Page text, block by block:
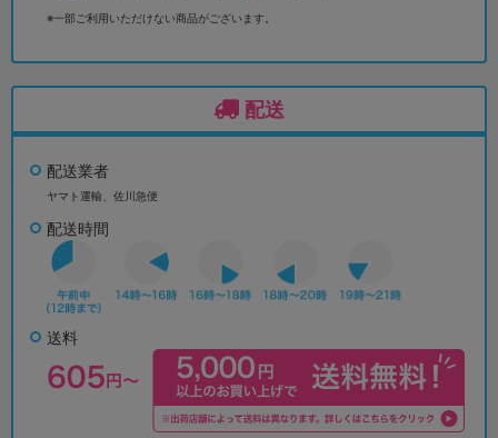
※一部ご利用いただけない商品がございます。
配送
配送業者
ヤマト運輸、佐川急便
配送時間
送料